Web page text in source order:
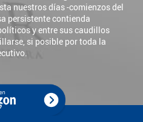
nuestros días -comienzos del
persistente contienda
y entre sus caudillos
si posible por toda la